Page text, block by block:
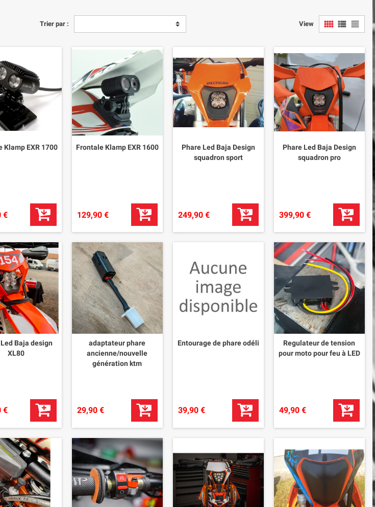
Trier par : View view_comfy view_list view_headline
Klamp EXR 1700
€
Frontale Klamp EXR 1600
129,90 €
Phare Led Baja Design
squadron sport
249,90 €
Phare Led Baja Design
squadron pro
399,90 €
Baja design
XL80
€
adaptateur phare
ancienne/nouvelle
génération ktm
29,90 €
Entourage de phare odéli
39,90 €
Regulateur de tension
pour moto pour feu à LED
49,90 €